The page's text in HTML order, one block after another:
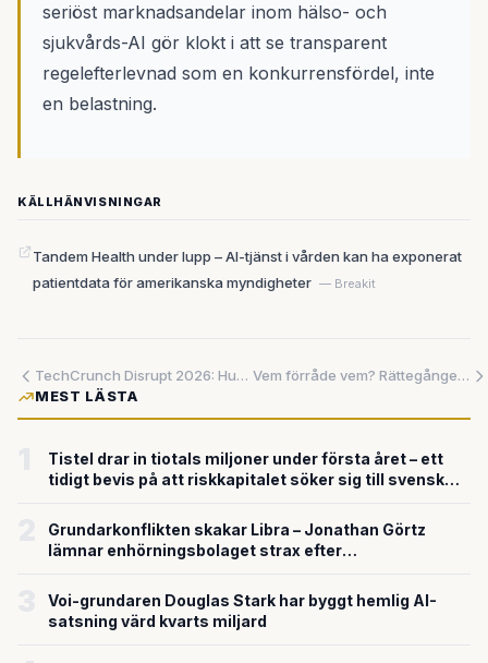
seriöst marknadsandelar inom hälso- och
sjukvårds-AI gör klokt i att se transparent
regelefterlevnad som en konkurrensfördel, inte
en belastning.
KÄLLHÄNVISNINGAR
Tandem Health under lupp – AI-tjänst i vården kan ha exponerat
patientdata för amerikanska myndigheter — Breakit
TechCrunch Disrupt 2026: Hur vinner du när alla andra satsar på AI?
Vem förråde vem? Rättegången om makten över AI
MEST LÄSTA
Tistel drar in tiotals miljoner under första året – ett
tidigt bevis på att riskkapitalet söker sig till svensk
Grundarkonflikten skakar Libra – Jonathan Görtz
lämnar enhörningsbolaget strax efter
Voi-grundaren Douglas Stark har byggt hemlig AI-
satsning värd kvarts miljard